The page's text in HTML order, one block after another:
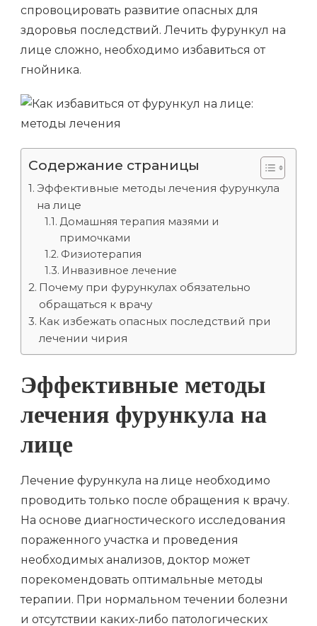
спровоцировать развитие опасных для
здоровья последствий. Лечить фурункул на
лице сложно, необходимо избавиться от
гнойника.
Содержание страницы
Эффективные методы лечения фурункула
на лице
Домашняя терапия мазями и
примочками
Физиотерапия
Инвазивное лечение
Почему при фурункулах обязательно
обращаться к врачу
Как избежать опасных последствий при
лечении чирия
Эффективные методы
лечения фурункула на
лице
Лечение фурункула на лице необходимо
проводить только после обращения к врачу.
На основе диагностического исследования
пораженного участка и проведения
необходимых анализов, доктор может
порекомендовать оптимальные методы
терапии. При нормальном течении болезни
и отсутствии каких-либо патологических